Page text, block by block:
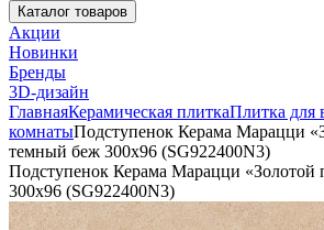
Каталог товаров
Акции
Новинки
Бренды
3D-дизайн
ГлавнаяКерамическая плиткаПлитка для
комнатыПодступенок Керама Марацци
темный беж 300х96 (SG922400N3)
Подступенок Керама Марацци
300х96 (SG922400N3)